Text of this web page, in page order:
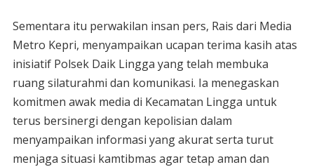
Sementara itu perwakilan insan pers, Rais dari Media
Metro Kepri, menyampaikan ucapan terima kasih atas
inisiatif Polsek Daik Lingga yang telah membuka
ruang silaturahmi dan komunikasi. Ia menegaskan
komitmen awak media di Kecamatan Lingga untuk
terus bersinergi dengan kepolisian dalam
menyampaikan informasi yang akurat serta turut
menjaga situasi kamtibmas agar tetap aman dan